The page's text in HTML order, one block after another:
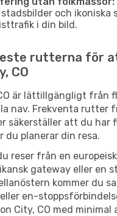
och ikoniska
i din bild.
rutterna för
CO
är lättillgängligt från
nav. Frekventa rutter
säkerställer att du har
du planerar din resa.
reser från en
gateway eller en
kommer du
en-
City, CO med